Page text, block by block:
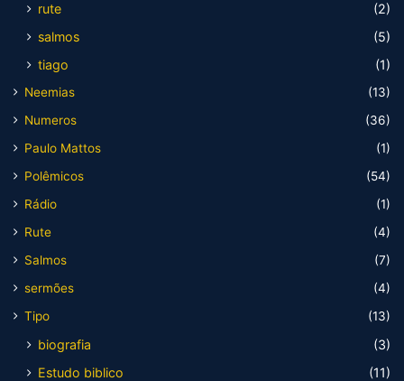
rute
(2)
salmos
(5)
tiago
(1)
Neemias
(13)
Numeros
(36)
Paulo Mattos
(1)
Polêmicos
(54)
Rádio
(1)
Rute
(4)
Salmos
(7)
sermões
(4)
Tipo
(13)
biografia
(3)
Estudo biblico
(11)